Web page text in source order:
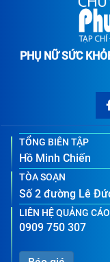
PHỤ NỮ SỨC
TỔNG BIÊN TẬP
Hồ Minh Chiến
TÒA SOẠN
Số 2 đường Lê
LIÊN HỆ QUẢNG CÁO
0909 750 307